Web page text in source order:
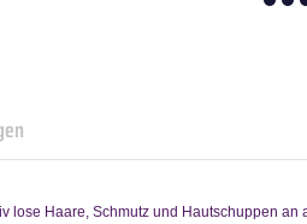
lose Haare, Schmutz und Hautschuppen